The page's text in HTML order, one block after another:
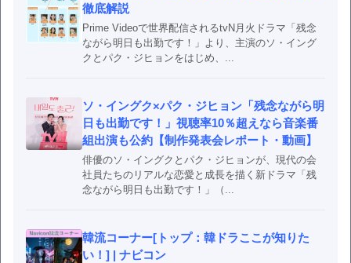
徹底解説
Prime Videoで世界配信されるtvN月火ドラマ「残念
ながら明日も出勤です！」より、主演のソ・イング
クとパク・ジヒョンをはじめ、...
ソ・イングク×パク・ジヒョン「残念ながら明
日も出勤です！」視聴率10％超えなら音楽番
組出演も公約【制作発表会レポート・動画】
俳優のソ・イングクとパク・ジヒョンが、現代の会
社員たちのリアルな恋愛と成長を描く新ドラマ「残
念ながら明日も出勤です！」（...
韓流コーナー[トップ：韓ドラここが知りた
い！] | ナビコン